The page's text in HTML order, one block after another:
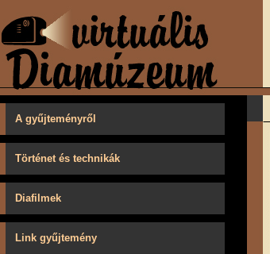
A gyűjteményről
Történet és technikák
Diafilmek
Link gyűjtemény